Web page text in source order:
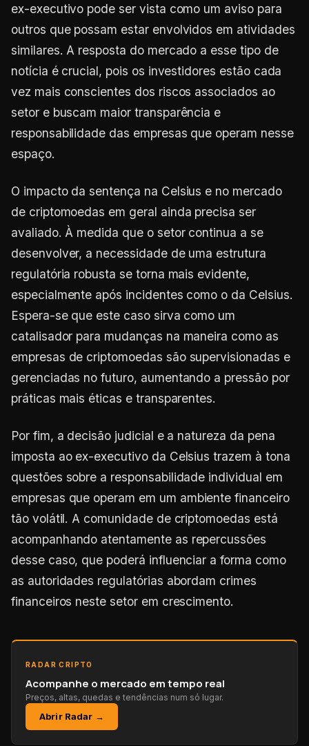
ex-executivo pode ser vista como um aviso para
outros que possam estar envolvidos em atividades
similares. A resposta do mercado a esse tipo de
notícia é crucial, pois os investidores estão cada
vez mais conscientes dos riscos associados ao
setor e buscam maior transparência e
responsabilidade das empresas que operam nesse
espaço.
O impacto da sentença na Celsius e no mercado
de criptomoedas em geral ainda precisa ser
avaliado. À medida que o setor continua a se
desenvolver, a necessidade de uma estrutura
regulatória robusta se torna mais evidente,
especialmente após incidentes como o da Celsius.
Espera-se que este caso sirva como um
catalisador para mudanças na maneira como as
empresas de criptomoedas são supervisionadas e
gerenciadas no futuro, aumentando a pressão por
práticas mais éticas e transparentes.
Por fim, a decisão judicial e a natureza da pena
imposta ao ex-executivo da Celsius trazem à tona
questões sobre a responsabilidade individual em
empresas que operam em um ambiente financeiro
tão volátil. A comunidade de criptomoedas está
acompanhando atentamente as repercussões
desse caso, que poderá influenciar a forma como
as autoridades regulatórias abordam crimes
financeiros neste setor em crescimento.
RADAR CRIPTO
Acompanhe o mercado em tempo real
Preços, altas, quedas e tendências num só lugar.
Abrir Radar →